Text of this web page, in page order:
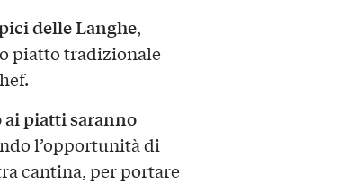
delle Langhe,
piatto tradizionale
piatti saranno
l’opportunità di
cantina, per portare